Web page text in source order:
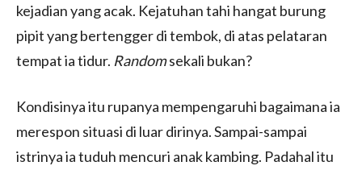
kejadian yang acak. Kejatuhan tahi hangat burung
pipit yang bertengger di tembok, di atas pelataran
tempat ia tidur. Randomsekali bukan?
Kondisinya itu rupanya mempengaruhi bagaimana ia
merespon situasi di luar dirinya. Sampai-sampai
istrinya ia tuduh mencuri anak kambing. Padahal itu